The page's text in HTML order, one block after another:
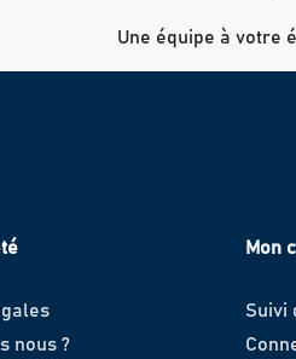
Une équipe à votre
nous ?
Mon
Suivi